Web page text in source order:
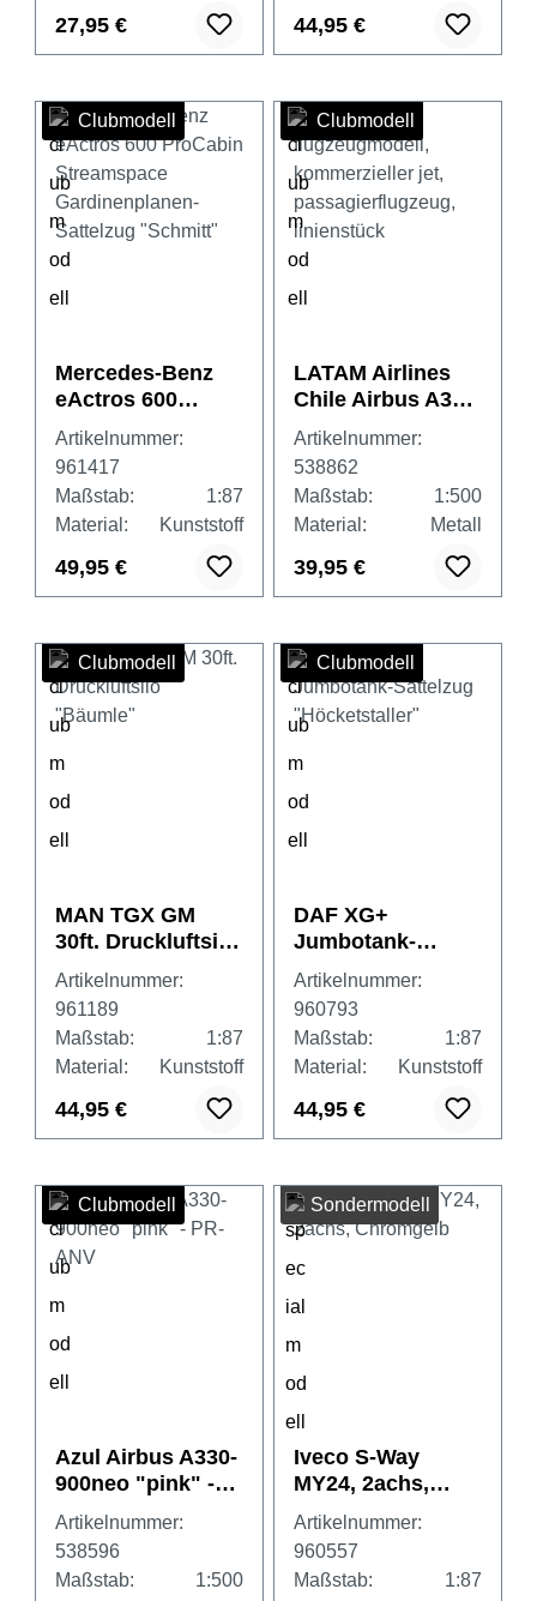
27,95 € 44,95 €
Clubmodell
Mercedes-Benz
eActros 600
ProCabin
Streamspace
Gardinenplanen-
Sattelzug
"Schmitt"
Artikelnummer:
961417
Maßstab:
1:87
Material:
Kunststoff
49,95 €
Clubmodell
LATAM Airlines
Chile Airbus A320
– Chile Flag livery
– CC-BLA
Artikelnummer:
538862
Maßstab:
1:500
Material:
Metall
39,95 €
Clubmodell
MAN TGX GM
30ft. Druckluftsilo
"Bäumle"
Artikelnummer:
961189
Maßstab:
1:87
Material:
Kunststoff
44,95 €
Clubmodell
DAF XG+
Jumbotank-
Sattelzug
"Höcketstaller"
Artikelnummer:
960793
Maßstab:
1:87
Material:
Kunststoff
44,95 €
Clubmodell
Azul Airbus A330-
900neo "pink" -
PR-ANV
Artikelnummer:
538596
Maßstab:
1:500
Sondermodell
Iveco S-Way
MY24, 2achs,
Chromgelb
Artikelnummer:
960557
Maßstab:
1:87